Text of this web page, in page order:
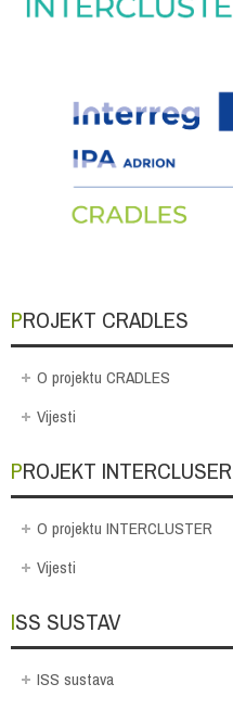
PROJEKT CRADLES
O projektu CRADLES
Vijesti
PROJEKT INTERCLUSER
O projektu INTERCLUSTER
Vijesti
ISS SUSTAV
ISS sustava